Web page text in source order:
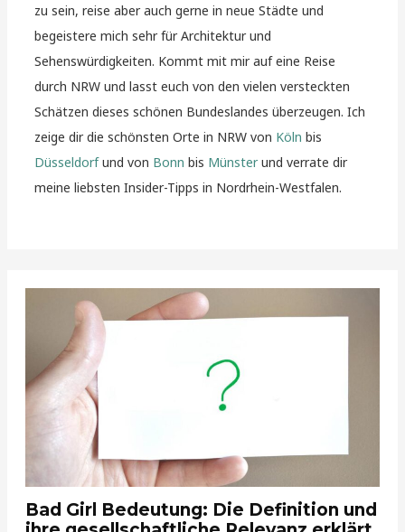
zu sein, reise aber auch gerne in neue Städte und
begeistere mich sehr für Architektur und
Sehenswürdigkeiten. Kommt mit mir auf eine Reise
durch NRW und lasst euch von den vielen versteckten
Schätzen dieses schönen Bundeslandes überzeugen. Ich
zeige dir die schönsten Orte in NRW von Köln bis
Düsseldorfund von Bonn bis Münsterund verrate dir
meine liebsten Insider-Tipps in Nordrhein-Westfalen.
Bad Girl Bedeutung: Die Definition und